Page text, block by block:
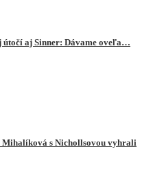
útočí aj Sinner: Dávame oveľa…
s Nichollsovou vyhrali